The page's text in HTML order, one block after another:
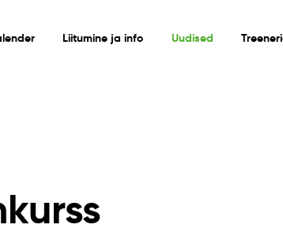
Liitumine ja info Uudised